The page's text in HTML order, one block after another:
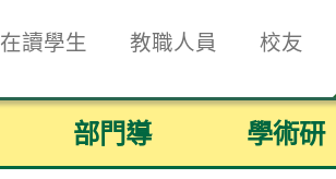
在讀學生 教職人員 校友
部門導
學術研